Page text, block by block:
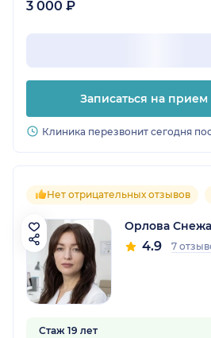
3 000 ₽
Записаться на прием
Клиника перезвонит сегодня
Нет отрицательных отзывов
Орлова
4.9 7
Стаж 19 лет